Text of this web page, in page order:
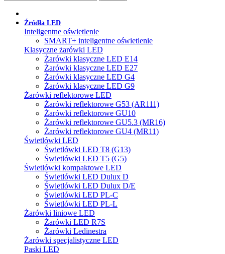
Źródła LED
Inteligentne oświetlenie
SMART+ inteligentne oświetlenie
Klasyczne żarówki LED
Żarówki klasyczne LED E14
Żarówki klasyczne LED E27
Żarówki klasyczne LED G4
Żarówki klasyczne LED G9
Żarówki reflektorowe LED
Żarówki reflektorowe G53 (AR111)
Żarówki reflektorowe GU10
Żarówki reflektorowe GU5.3 (MR16)
Żarówki reflektorowe GU4 (MR11)
Świetlówki LED
Świetlówki LED T8 (G13)
Świetlówki LED T5 (G5)
Świetlówki kompaktowe LED
Świetlówki LED Dulux D
Świetlówki LED Dulux D/E
Świetlówki LED PL-C
Świetlówki LED PL-L
Żarówki liniowe LED
Żarówki LED R7S
Żarówki Ledinestra
Żarówki specjalistyczne LED
Paski LED